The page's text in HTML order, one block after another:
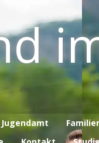
Jugendamt